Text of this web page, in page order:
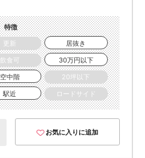
特徴
更新
居抜き
飲食可
30万円以下
空中階
20坪以下
駅近 ロードサイド
お気に入りに追加